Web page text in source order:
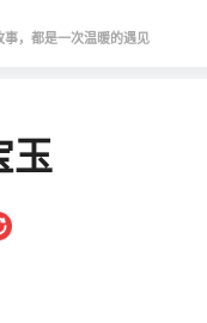
事，都是一次温暖的遇见
玉